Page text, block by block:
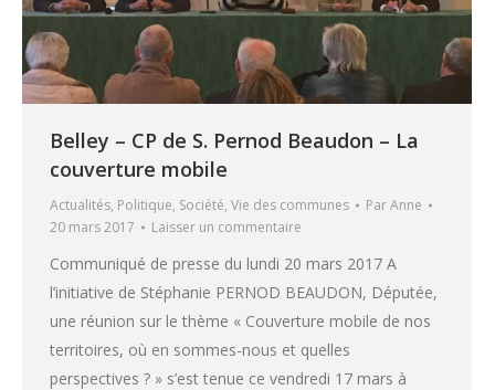
Belley – CP de S. Pernod Beaudon – La
couverture mobile
Actualités, Politique, Société, Vie des communes ParAnne
20 mars 2017
Laisser un commentaire
Communiqué de presse du lundi 20 mars 2017 A
l’initiative de Stéphanie PERNOD BEAUDON, Députée,
une réunion sur le thème « Couverture mobile de nos
territoires, où en sommes-nous et quelles
perspectives ? » s’est tenue ce vendredi 17 mars à